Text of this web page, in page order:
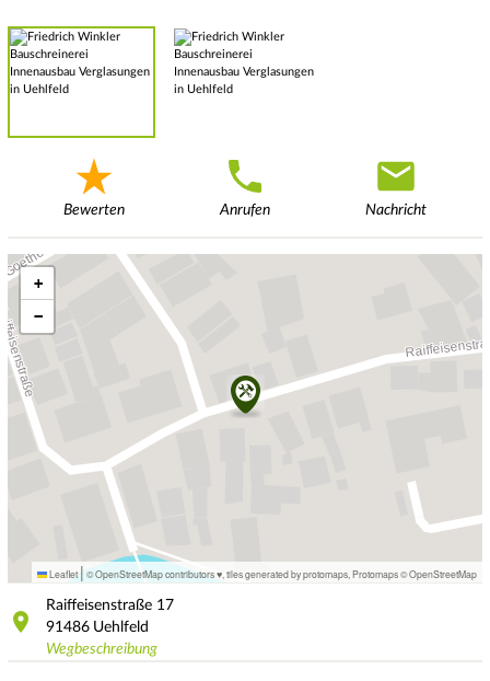
Bewerten Anrufen Nachricht
+
−
Leaflet | © OpenStreetMap contributors ♥, tiles generated by protomaps Protomaps©OpenStreetMap
Raiffeisenstraße 17
91486 Uehlfeld
Wegbeschreibung